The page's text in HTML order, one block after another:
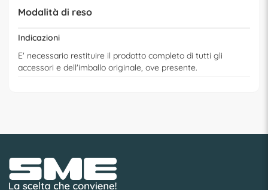
Modalità di reso
Indicazioni
E' necessario restituire il prodotto completo di tutti gli
accessori e dell'imballo originale, ove presente.